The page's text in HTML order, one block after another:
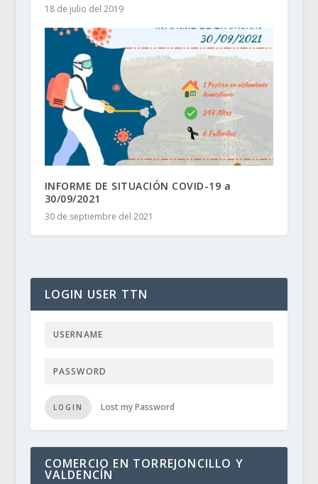
18 de julio del 2019
INFORME DE SITUACIÓN COVID-19 a
30/09/2021
30 de septiembre del 2021
LOGIN USER TTN
LOGIN Lost my Password
COMERCIO EN TORREJONCILLO Y
VALDENCÍN